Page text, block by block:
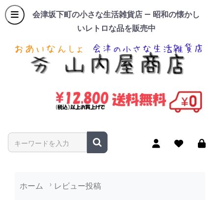
会津坂下町の小さな生活雑貨店 — 昭和の懐かし
いレトロな品を販売中
商品名やキーワードを入力
ホーム レビュー投稿